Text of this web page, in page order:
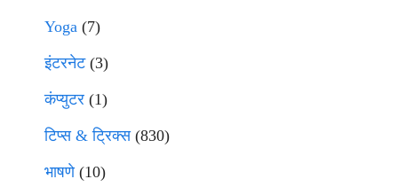
Yoga (7)
इंटरनेट(3)
कंप्युटर (1)
टिप्स & ट्रिक्स(830)
भाषणे(10)